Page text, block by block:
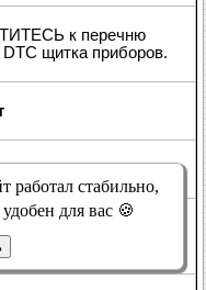
к перечню
DTC щитка приборов.
кB3
ДАТЧИКА
стабильно,
для вас 🍪